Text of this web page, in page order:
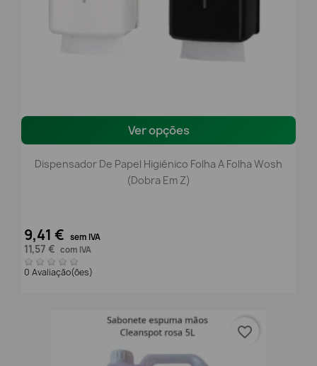
Ver opções
Dispensador De Papel Higiénico Folha A Folha Wosh
(Dobra Em Z)
9,41 € sem IVA
11,57 € com IVA
0 Avaliação(ões)
favorite_border